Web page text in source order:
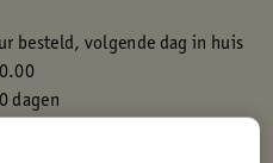
besteld, volgende dag in huis
dagen